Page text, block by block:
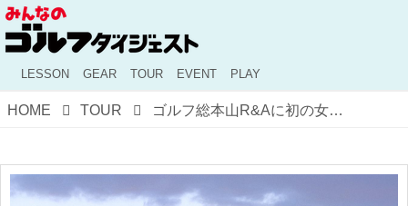
LESSON GEAR TOUR EVENT PLAY
HOME TOUR ゴルフ総本山R&Aに初の女性キャプテン誕生！ 日本のゴルフ界も注目する歴史的な大改革